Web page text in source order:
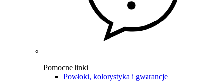
Pomocne linki
Powłoki, kolorystyka i gwarancje